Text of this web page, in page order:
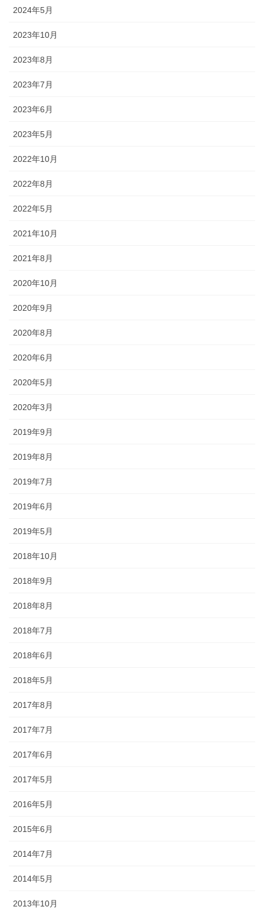
2024年5月
2023年10月
2023年8月
2023年7月
2023年6月
2023年5月
2022年10月
2022年8月
2022年5月
2021年10月
2021年8月
2020年10月
2020年9月
2020年8月
2020年6月
2020年5月
2020年3月
2019年9月
2019年8月
2019年7月
2019年6月
2019年5月
2018年10月
2018年9月
2018年8月
2018年7月
2018年6月
2018年5月
2017年8月
2017年7月
2017年6月
2017年5月
2016年5月
2015年6月
2014年7月
2014年5月
2013年10月
懸帯・祭り前かけ
知ってる？石川のお祭りのしきたり!!
棒のついた巨大な燈籠（御神灯）で、江戸時代の文書にはすでにキ
ど迎え火として良いということで巨大化していきました。一方、金
沢ではキリコは迎え火を保護する役目になったようで、金沢とその
伝統的な風習です。 正確には、木や紙でできた灯篭のような箱で、
戚や知人らをもてなすことを指します。
◆天人堂とは？・・・・・戦前金沢では12月25日から正月15日まで
ました。加賀藩主前田家の先祖は菅原道真といわれ、道真が前田の
だと思われます。「勉強ができますように」との願いをこめて天神
料理のほかに、昔は、菓子の入っふた付の椀（わん）が並び、果物
ったものを「こぶた」といいます。
◆「あえのこと」とは？・・・・・「あえのこと」は毎年12月5日
今年一年の収穫に感謝する田の神様の祭りです。ごちそうを盛った
お膳を神様にお供えします。田の神様は、その家でゆっくりと年越
日に再び同様の「あえのこと」が行われます。